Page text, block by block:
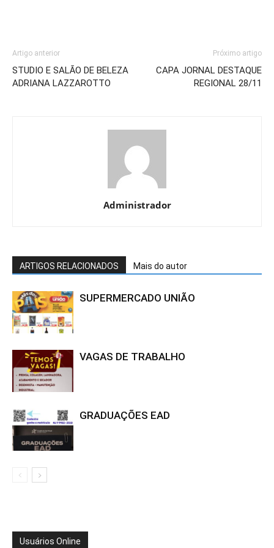
Artigo anterior
STUDIO E SALÃO DE BELEZA
ADRIANA LAZZAROTTO
Próximo artigo
CAPA JORNAL DESTAQUE
REGIONAL 28/11
Administrador
ARTIGOS RELACIONADOS Mais do autor
SUPERMERCADO UNIÃO
VAGAS DE TRABALHO
GRADUAÇÕES EAD
Usuários Online